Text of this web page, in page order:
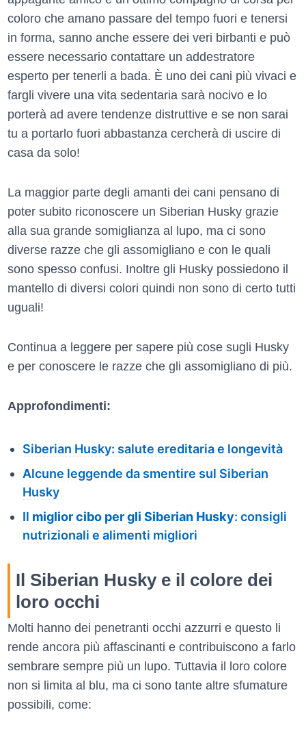
coloro che amano passare del tempo fuori e tenersi
in forma, sanno anche essere dei veri birbanti e può
essere necessario contattare un addestratore
esperto per tenerli a bada. È uno dei cani più vivaci e
fargli vivere una vita sedentaria sarà nocivo e lo
porterà ad avere tendenze distruttive e se non sarai
tu a portarlo fuori abbastanza cercherà di uscire di
casa da solo!
La maggior parte degli amanti dei cani pensano di
poter subito riconoscere un Siberian Husky grazie
alla sua grande somiglianza al lupo, ma ci sono
diverse razze che gli assomigliano e con le quali
sono spesso confusi. Inoltre gli Husky possiedono il
mantello di diversi colori quindi non sono di certo tutti
uguali!
Continua a leggere per sapere più cose sugli Husky
e per conoscere le razze che gli assomigliano di più.
Approfondimenti:
Siberian Husky: salute ereditaria e longevità
Alcune leggende da smentire sul Siberian
Husky
Il miglior cibo per gli Siberian Husky: consigli
nutrizionali e alimenti migliori
Il Siberian Husky e il colore dei
loro occhi
Molti hanno dei penetranti occhi azzurri e questo li
rende ancora più affascinanti e contribuiscono a farlo
sembrare sempre più un lupo. Tuttavia il loro colore
non si limita al blu, ma ci sono tante altre sfumature
possibili, come: